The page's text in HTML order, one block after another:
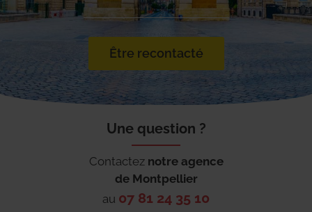
Être recontacté
Une question ?
Contactez notre agence
de Montpellier
au 07 81 24 35 10